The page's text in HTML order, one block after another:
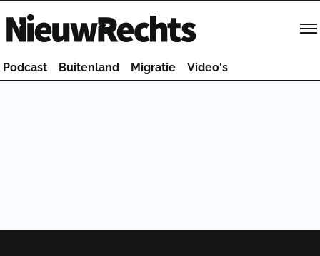
Homepage van NieuwRechts
Podcast Buitenland Migratie Video's